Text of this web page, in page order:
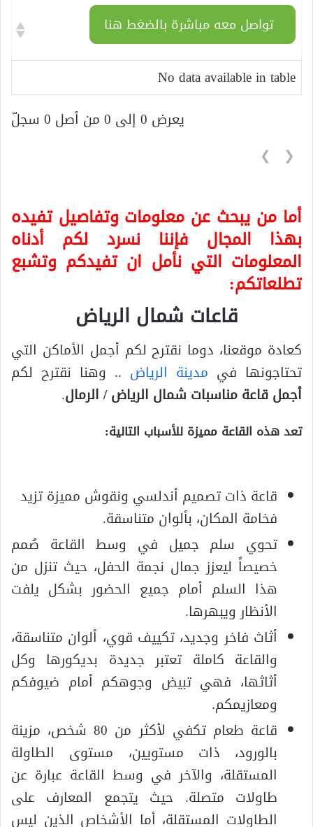
تواصل معه مباشرة بالضغط هنا
No data available in table
يعرض 0 إلى 0 من أصل 0 سجلّ
❮
❯
أما من يبحث عن معلومات وتفاصيل تفيده
بهذا المجال فإننا نسرد لكم أدناه
المعلومات التي نأمل ان تفيدكم وتشبع
تطلعاتكم:
قاعات شمال الرياض
كعادة موقعنا، دوما نقترح لكم أجمل الأماكن التي
تحتاجونها في مدينة الرياض .. وهنا نقترح لكم
أجمل قاعة مناسبات شمال الرياض / الرمال.
تعد هذه القاعة مميزة للأسباب التالية:
قاعة ذات تصميم أندلسي ونقوش مميزة تزيد
فخامة المكان، بألوان متناسقة.
تحوي سلم جميل في وسط القاعة صُمم
خصيصاً ليعزز جمال نجمة الحفل، حيث تنزل من
هذا السلم أمام جميع الحضور بشكل يلفت
الأنظار ويبهرها.
أثاث فاخر وجديد، تكييف قوي، ألوان متناسقة،
والقاعة كاملة تعتبر جديدة بديكورها وكل
أثاثها، فهي تبيض وجوهكم أمام ضيوفكم
ومعازيمكم.
قاعة طعام تكفي لأكثر من 80 شخص، مزينة
بالورود، ذات مستويين، مستوى الطاولة
المستقلة، والآخر في وسط القاعة عبارة عن
طاولات متصلة. حيث يتجمع المعارف على
الطاولات المستقلة، أما الأشخاص الذين ليس